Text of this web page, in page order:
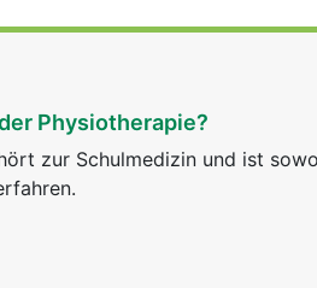
Physiotherapie?
zur Schulmedizin und ist